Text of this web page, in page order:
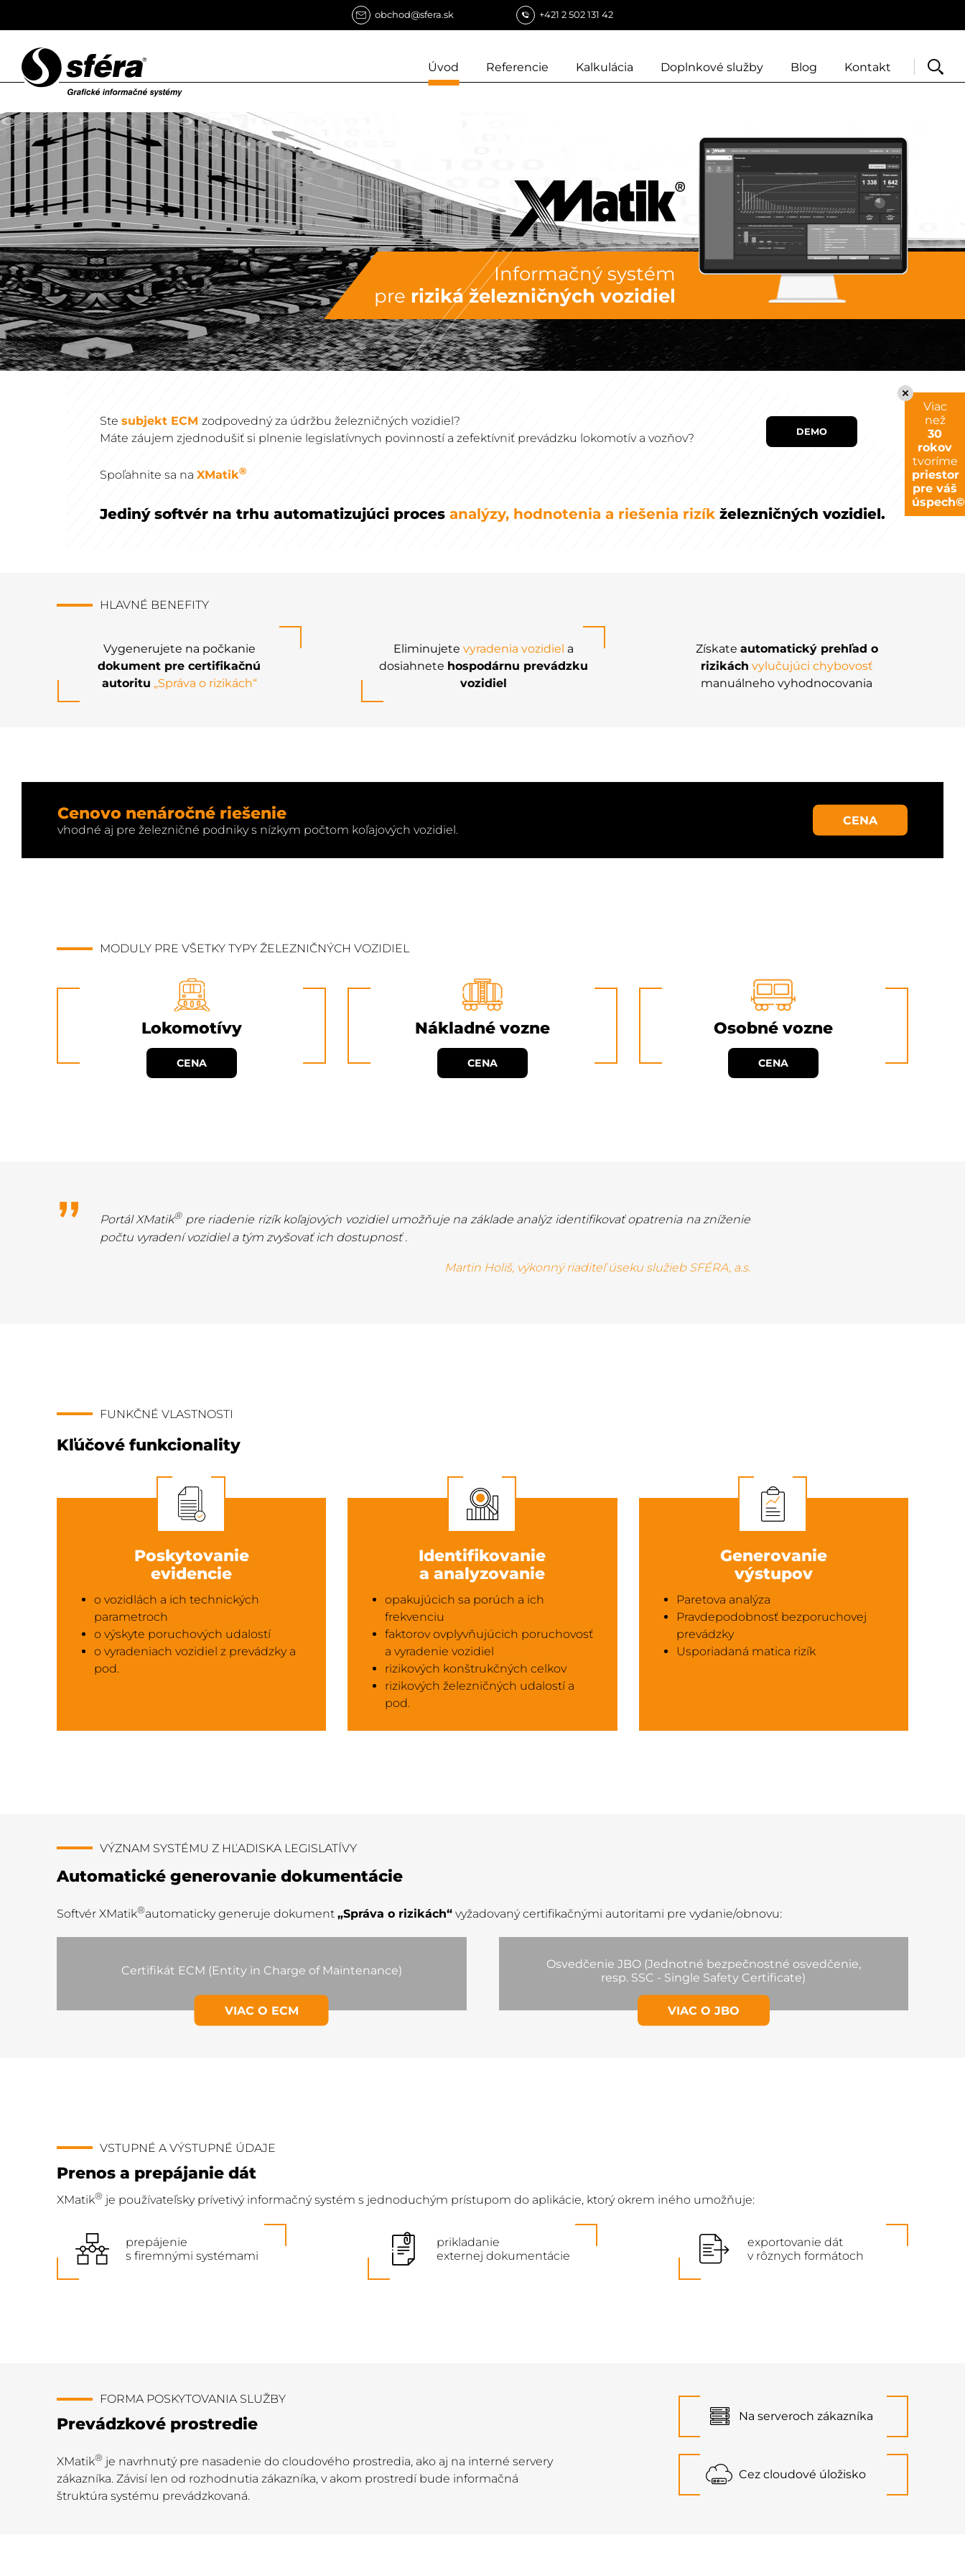
obchod@sfera.sk +421 2 502 131 42
Úvod Referencie Kalkulácia Doplnkové služby Blog Kontakt
Informačný systém
pre riziká železničných vozidiel
Viac
než
30
rokov
tvoríme
priestor
pre váš
úspech©
Ste subjekt ECM zodpovedný za údržbu železničných vozidiel?
Máte záujem zjednodušiť si plnenie legislatívnych povinností a zefektívniť prevádzku lokomotív a vozňov?
Spoľahnite sa na XMatik®
DEMO
Jediný softvér na trhu automatizujúci proces analýzy, hodnotenia a riešenia rizík železničných vozidiel.
HLAVNÉ BENEFITY
Vygenerujete na počkanie
dokument pre certifikačnú
autoritu „Správa o rizikách“
Eliminujete vyradenia vozidiel a
dosiahnete hospodárnu prevádzku
vozidiel
Získate automatický prehľad o
rizikách vylučujúci chybovosť
manuálneho vyhodnocovania
Cenovo nenáročné riešenie
vhodné aj pre železničné podniky s nízkym počtom koľajových vozidiel.
CENA
MODULY PRE VŠETKY TYPY ŽELEZNIČNÝCH VOZIDIEL
Lokomotívy
CENA
Nákladné vozne
CENA
Osobné vozne
CENA
Portál XMatik®pre riadenie rizík koľajových vozidiel umožňuje na základe analýz identifikovať opatrenia na zníženie
počtu vyradení vozidiel a tým zvyšovať ich dostupnosť .
Martin Holiš, výkonný riaditeľ úseku služieb SFÉRA, a.s.
FUNKČNÉ VLASTNOSTI
Kľúčové funkcionality
Poskytovanie
evidencie
o vozidlách a ich technických
parametroch
o výskyte poruchových udalostí
o vyradeniach vozidiel z prevádzky a
pod.
Identifikovanie
a analyzovanie
opakujúcich sa porúch a ich
frekvenciu
faktorov ovplyvňujúcich poruchovosť
a vyradenie vozidiel
rizikových konštrukčných celkov
rizikových železničných udalostí a
pod.
Generovanie
výstupov
Paretova analýza
Pravdepodobnosť bezporuchovej
prevádzky
Usporiadaná matica rizík
VÝZNAM SYSTÉMU Z HĽADISKA LEGISLATÍVY
Automatické generovanie dokumentácie
Softvér XMatik®automaticky generuje dokument „Správa o rizikách“ vyžadovaný certifikačnými autoritami pre vydanie/obnovu:
Certifikát ECM (Entity in Charge of Maintenance)
VIAC O ECM
Osvedčenie JBO (Jednotné bezpečnostné osvedčenie,
resp. SSC - Single Safety Certificate)
VIAC O JBO
VSTUPNÉ A VÝSTUPNÉ ÚDAJE
Prenos a prepájanie dát
XMatik® je používateľsky prívetivý informačný systém s jednoduchým prístupom do aplikácie, ktorý okrem iného umožňuje:
prepájenie
s firemnými systémami
prikladanie
externej dokumentácie
exportovanie dát
v rôznych formátoch
FORMA POSKYTOVANIA SLUŽBY
Prevádzkové prostredie
XMatik® je navrhnutý pre nasadenie do cloudového prostredia, ako aj na interné servery
zákazníka. Závisí len od rozhodnutia zákazníka, v akom prostredí bude informačná
štruktúra systému prevádzkovaná.
Na serveroch zákazníka
Cez cloudové úložisko